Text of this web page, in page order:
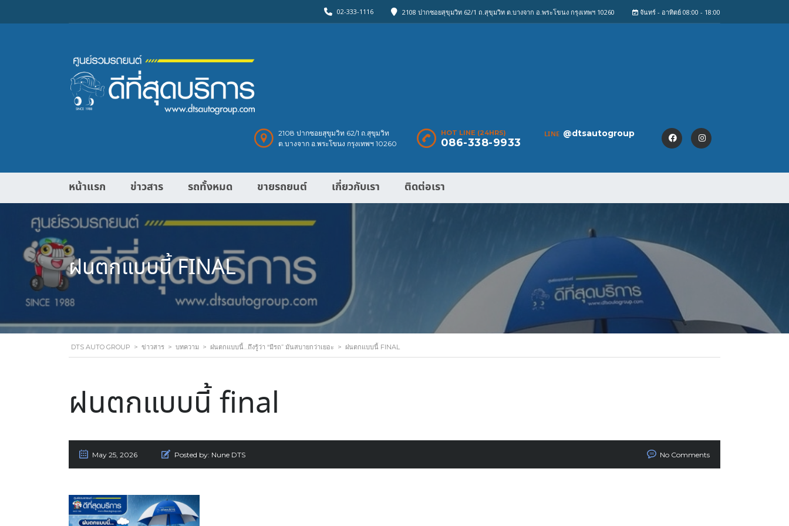
จันทร์ - อาทิตย์ 08:00 - 18:00
2108 ปากซอยสุขุมวิท 62/1 ถ.สุขุมวิท ต.บางจาก อ.พระโขนง กรุงเทพฯ 10260
02-333-1116
LINE @dtsautogroup
HOT LINE (24HRS)
086-338-9933
2108 ปากซอยสุขุมวิท 62/1 ถ.สุขุมวิท
ต.บางจาก อ.พระโขนง กรุงเทพฯ 10260
หน้าแรก ข่าวสาร รถทั้งหมด ขายรถยนต์ เกี่ยวกับเรา ติดต่อเรา
ฝนตกแบบนี้ FINAL
DTS AUTO GROUP > ข่าวสาร > บทความ > ฝนตกแบบนี้…ถึงรู้ว่า “มีรถ” มันสบายกว่าเยอะ > ฝนตกแบบนี้ FINAL
ฝนตกแบบนี้ final
May 25, 2026 Posted by: Nune DTS No Comments